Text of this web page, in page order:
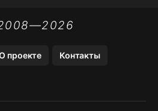
проекте Контакты